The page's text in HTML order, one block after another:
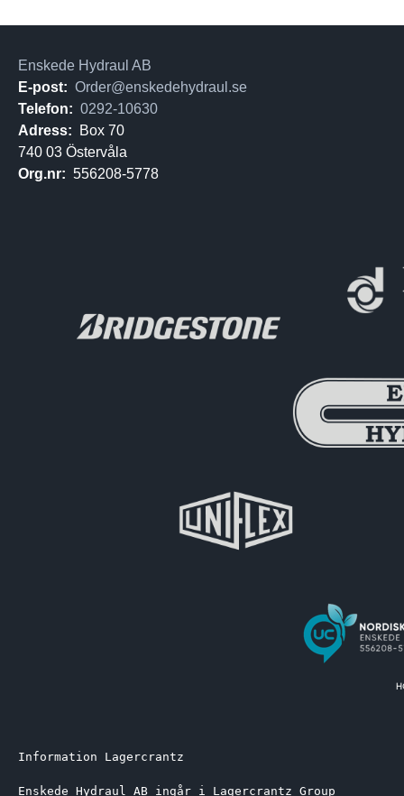
Information Lagercrantz
Enskede Hydraul AB ingår i Lagercrantz Group
Enskede Hydraul AB
E-post: Order@enskedehydraul.se
Telefon: 0292-10630
Adress:
Box 70
740 03 Östervåla
Org.nr: 556208-5778